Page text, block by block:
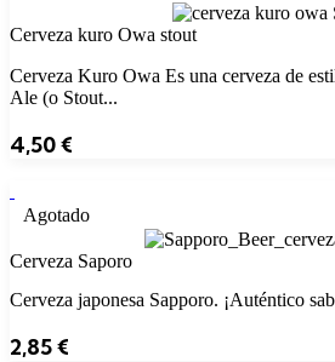
Cerveza kuro Owa stout
Cerveza Kuro Owa Es una cerveza de
Ale (o Stout...
4,50€
Agotado
Cerveza Saporo
Cerveza japonesa Sapporo. ¡Auténtico
2,85€